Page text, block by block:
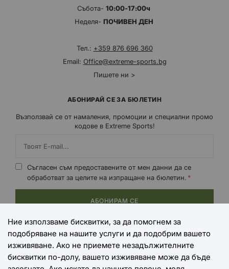
Събота- 10:00-17:00ч
Неделя- ПОЧИВЕН ДЕН
Тел.: +359 876 696 360
Email: Office@extreme-sports.bg
Пишете ни >
АБОНИРАЙ СЕ ЗА БЮЛЕТИН
Възползвай се от намаления, промоции и специални промо
кодове в Extreme Sports!
Съгласен съм предоставените от мен данни да се
обработват за целите на изпращане на бюлетин.
АБОНИРАМ СЕ
НАЧИНИ НА ПЛАЩАНЕ
Ние използваме бисквитки, за да помогнем за
подобряване на нашите услуги и да подобрим вашето
изживяване. Ако не приемете незадължителните
бисквитки по-долу, вашето изживяване може да бъде